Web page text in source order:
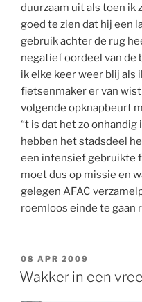
duurzaam uit als toen ik
goed te zien dat hij een
gebruik achter de rug
negatief oordeel van de
ik elke keer weer blij als
fietsenmaker er van
volgende opknapbeurt
“t is dat het zo onhandig
hebben het stadsdeel
een intensief gebruikte
moet dus op missie en
gelegen AFAC
roemloos einde te gaan
GEPLAATST
OP
08 APR 2009
Wakker in een